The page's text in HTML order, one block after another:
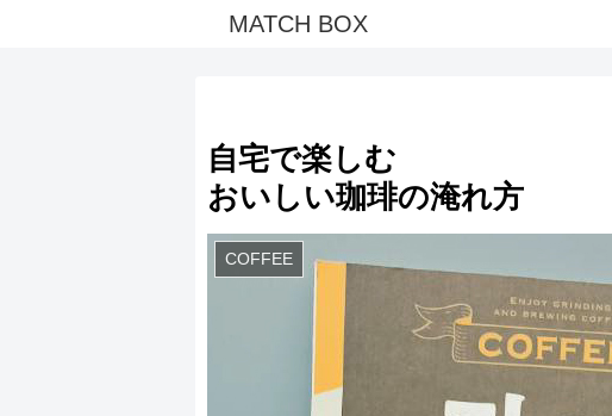
MATCH BOX
自宅で楽しむ
おいしい珈琲の淹れ方
COFFEE